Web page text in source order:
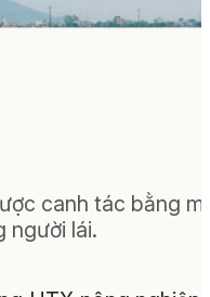
canh tác bằng
người lái.